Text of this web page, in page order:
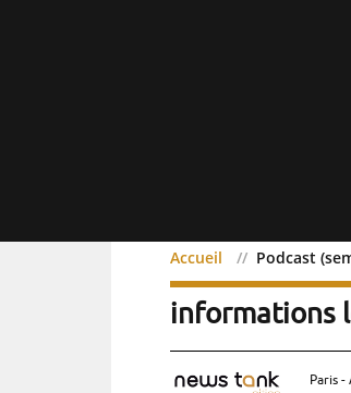
Accueil Podcast
Podcast
informations
Paris -